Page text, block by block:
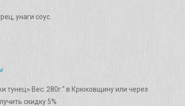
унаги соус.
тунец» Вес: 280г." в Крюковщину или через
скидку 5%